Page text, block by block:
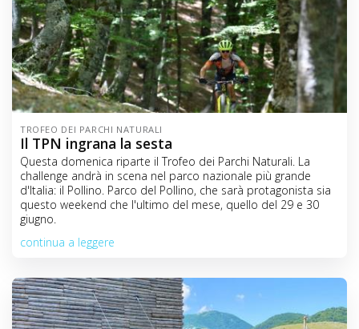
TROFEO DEI PARCHI NATURALI
Il TPN ingrana la sesta
Questa domenica riparte il Trofeo dei Parchi Naturali. La
challenge andrà in scena nel parco nazionale più grande
d'Italia: il Pollino. Parco del Pollino, che sarà protagonista sia
questo weekend che l'ultimo del mese, quello del 29 e 30
giugno.
continua a leggere